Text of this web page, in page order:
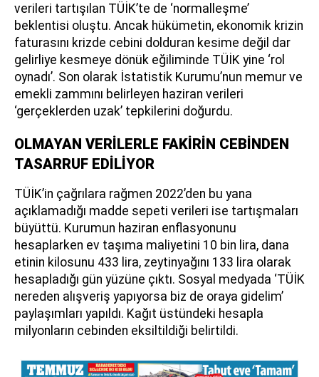
verileri tartışılan TÜİK’te de ‘normalleşme’
beklentisi oluştu. Ancak hükümetin, ekonomik krizin
faturasını krizde cebini dolduran kesime değil dar
gelirliye kesmeye dönük eğiliminde TÜİK yine ‘rol
oynadı’. Son olarak İstatistik Kurumu’nun memur ve
emekli zammını belirleyen haziran verileri
‘gerçeklerden uzak’ tepkilerini doğurdu.
OLMAYAN VERİLERLE FAKİRİN CEBİNDEN
TASARRUF EDİLİYOR
TÜİK’in çağrılara rağmen 2022’den bu yana
açıklamadığı madde sepeti verileri ise tartışmaları
büyüttü. Kurumun haziran enflasyonunu
hesaplarken ev taşıma maliyetini 10 bin lira, dana
etinin kilosunu 433 lira, zeytinyağını 133 lira olarak
hesapladığı gün yüzüne çıktı. Sosyal medyada ‘TÜİK
nereden alışveriş yapıyorsa biz de oraya gidelim’
paylaşımları yapıldı. Kağıt üstündeki hesapla
milyonların cebinden eksiltildiği belirtildi.